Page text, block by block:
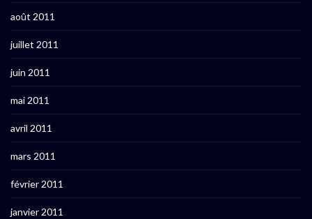
août 2011
juillet 2011
juin 2011
mai 2011
avril 2011
mars 2011
février 2011
janvier 2011